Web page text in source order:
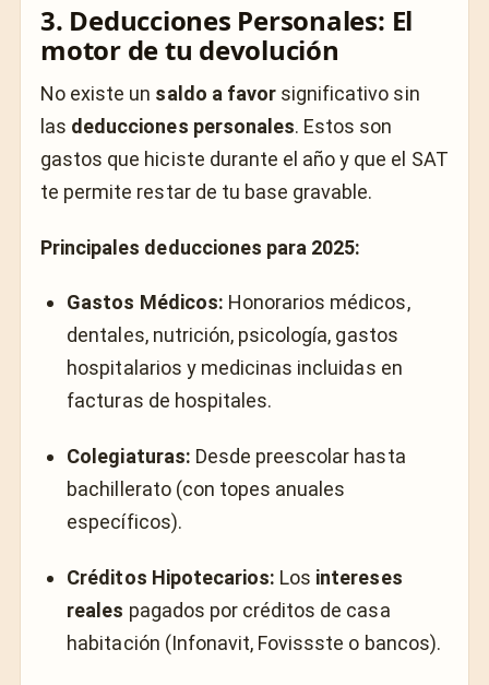
3. Deducciones Personales: El
motor de tu devolución
No existe un saldo a favorsignificativo sin
las deducciones personales. Estos son
gastos que hiciste durante el año y que el SAT
te permite restar de tu base gravable.
Principales deducciones para 2025:
Gastos Médicos: Honorarios médicos,
dentales, nutrición, psicología, gastos
hospitalarios y medicinas incluidas en
facturas de hospitales.
Colegiaturas: Desde preescolar hasta
bachillerato (con topes anuales
específicos).
Créditos Hipotecarios: Los intereses
reales pagados por créditos de casa
habitación (Infonavit, Fovissste o bancos).